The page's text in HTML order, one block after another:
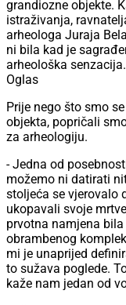
grandiozne objekte.
istraživanja,
arheologa Juraja
ni bila kad je
arheološka senzacija.
Oglas
Prije nego što smo
objekta, popričali
za arheologiju.
- Jedna od
možemo ni datirati
stoljeća se vjerovalo
ukopavali svoje
prvotna namjena
obrambenog
mi je unaprijed
to sužava poglede.
kaže nam jedan od